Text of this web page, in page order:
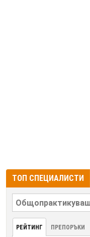
ТОП СПЕЦИАЛИСТИ
РЕЙТИНГ ПРЕПОРЪКИ